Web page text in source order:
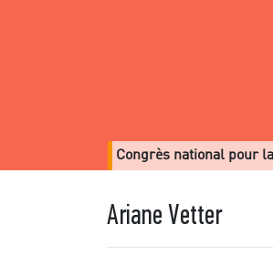
Congrès national pour
Ariane Vetter